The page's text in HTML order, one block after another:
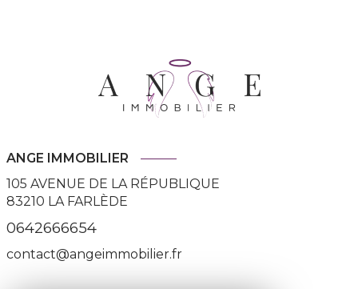
ANGE IMMOBILIER
105 AVENUE DE LA RÉPUBLIQUE
83210 LA FARLÈDE
0642666654
contact@angeimmobilier.fr